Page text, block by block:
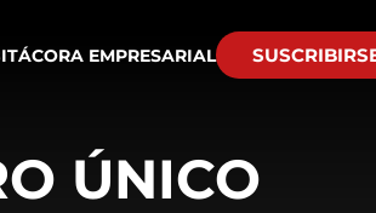
EMPRESARIAL
ÚNICO